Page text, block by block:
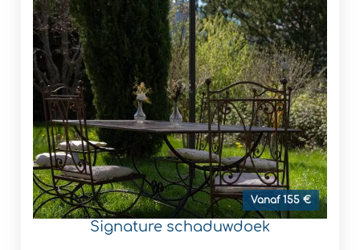
Vanaf 155 €
Signature schaduwdoek